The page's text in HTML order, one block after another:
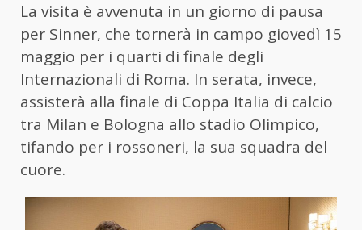
La visita è avvenuta in un giorno di pausa
per Sinner, che tornerà in campo giovedì 15
maggio per i quarti di finale degli
Internazionali di Roma. In serata, invece,
assisterà alla finale di Coppa Italia di calcio
tra Milan e Bologna allo stadio Olimpico,
tifando per i rossoneri, la sua squadra del
cuore.